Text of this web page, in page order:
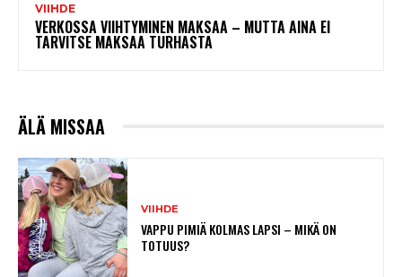
VIIHDE
VERKOSSA VIIHTYMINEN MAKSAA – MUTTA AINA EI
TARVITSE MAKSAA TURHASTA
ÄLÄ MISSAA
VIIHDE
VAPPU PIMIÄ KOLMAS LAPSI – MIKÄ ON
TOTUUS?